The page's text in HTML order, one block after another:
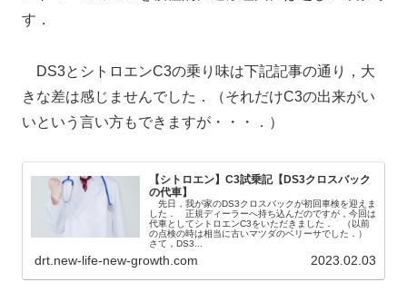
す．
DS3とシトロエンC3の乗り味は下記記事の通り，大
きな差は感じませんでした．（それだけC3の出来がい
いという言い方もできますが・・・．）
【シトロエン】C3試乗記【DS3クロスバック
の代車】
先日，我が家のDS3クロスバックが初回車検を迎えま
した． 正規ディーラーへ持ち込んだのですが，今回は
代車としてシトロエンC3をいただきました． （以前
の点検の時は相当に古いマツダのベリーサでした．）
さて，DS3...
drt.new-life-new-growth.com 2023.02.03